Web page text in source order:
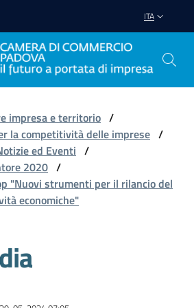
ITA
impresa e territorio /
la competitività delle imprese /
ed Eventi /
2020 /
"Nuovi strumenti per il rilancio del
economiche"